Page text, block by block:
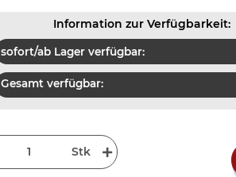
Information zur Verfügbarkeit:
sofort/ab Lager verfügbar:
Gesamt verfügbar:
Stk